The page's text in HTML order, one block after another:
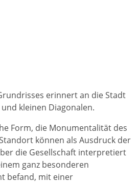
erinnert an die Stadt
kleinen Diagonalen.
Form, die Monumentalität des
können als Ausdruck der
die Gesellschaft interpretiert
ganz besonderen
befand, mit einer